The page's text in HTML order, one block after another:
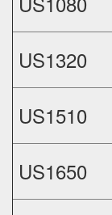
US1320
US1510
US1650